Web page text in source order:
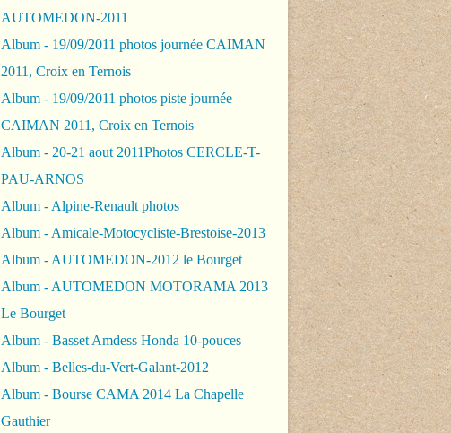
AUTOMEDON-2011
Album - 19/09/2011 photos journée CAIMAN
2011, Croix en Ternois
Album - 19/09/2011 photos piste journée
CAIMAN 2011, Croix en Ternois
Album - 20-21 aout 2011Photos CERCLE-T-
PAU-ARNOS
Album - Alpine-Renault photos
Album - Amicale-Motocycliste-Brestoise-2013
Album - AUTOMEDON-2012 le Bourget
Album - AUTOMEDON MOTORAMA 2013
Le Bourget
Album - Basset Amdess Honda 10-pouces
Album - Belles-du-Vert-Galant-2012
Album - Bourse CAMA 2014 La Chapelle
Gauthier